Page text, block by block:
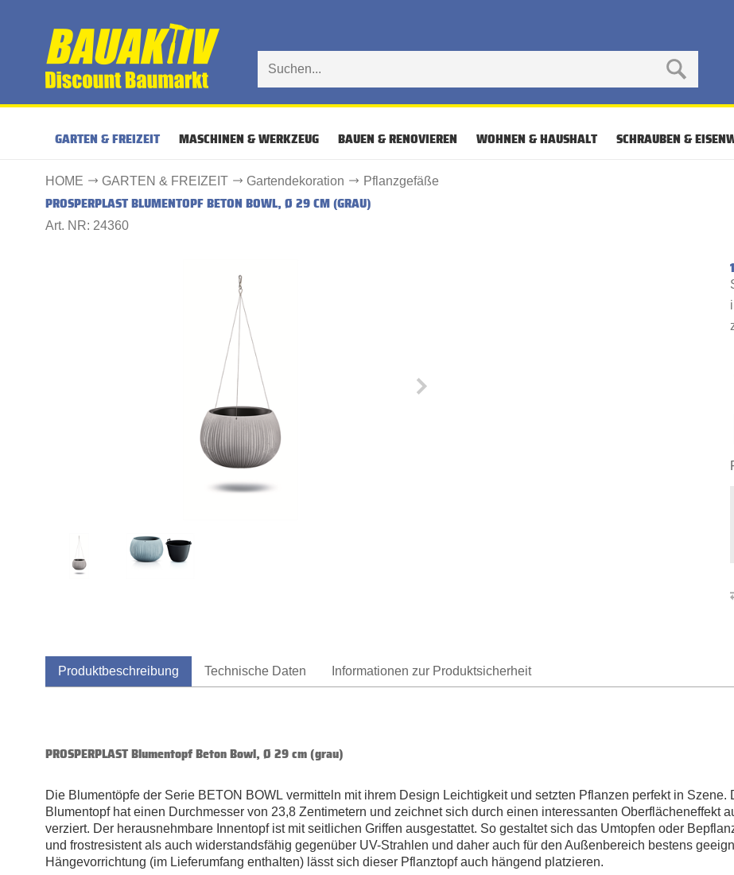
GARTEN & FREIZEIT MASCHINEN & WERKZEUG BAUEN & RENOVIEREN WOHNEN & HAUSHALT SCHRAUBEN &
HOME GARTEN & FREIZEIT Gartendekoration Pflanzgefäße
PROSPERPLAST BLUMENTOPF BETON BOWL, Ø 29 CM (GRAU)
Art. NR: 24360
Produktbeschreibung Technische Daten Informationen zur Produktsicherheit
PROSPERPLAST Blumentopf Beton Bowl, Ø 29 cm (grau)
Die Blumentöpfe der Serie BETON BOWL vermitteln mit ihrem Design Leichtigkeit und setzten Pflanzen perfekt in
Blumentopf hat einen Durchmesser von 23,8 Zentimetern und zeichnet sich durch einen interessanten Oberflächeneffekt
verziert. Der herausnehmbare Innentopf ist mit seitlichen Griffen ausgestattet. So gestaltet sich das Umtopfen oder
und frostresistent als auch widerstandsfähig gegenüber UV-Strahlen und daher auch für den Außenbereich bestens
Hängevorrichtung (im Lieferumfang enthalten) lässt sich dieser Pflanztopf auch hängend platzieren.